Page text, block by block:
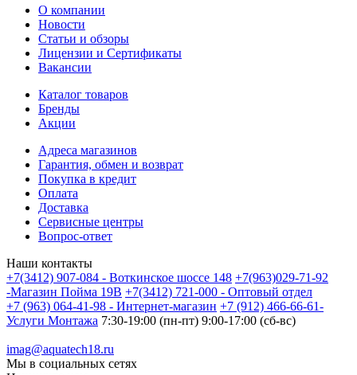
О компании
Новости
Статьи и обзоры
Лицензии и Сертификаты
Вакансии
Каталог товаров
Бренды
Акции
Адреса магазинов
Гарантия, обмен и возврат
Покупка в кредит
Оплата
Доставка
Сервисные центры
Вопрос-ответ
Наши контакты
+7(3412) 907-084 - Воткинское шоссе 148 +7(963)029-71-92
-Магазин Пойма 19В +7(3412) 721-000 - Оптовый отдел
+7 (963) 064-41-98 - Интернет-магазин +7 (912) 466-66-61-
Услуги Монтажа 7:30-19:00 (пн-пт) 9:00-17:00 (сб-вс)
imag@aquatech18.ru
Мы в социальных сетях